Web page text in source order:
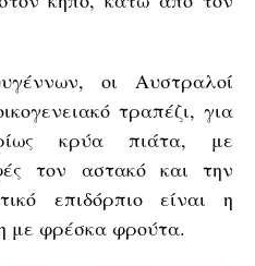
οι Αυστραλοί
τραπέζι, για
κρύα πιάτα, με
τον αστακό και την
επιδόρπιο είναι η
με φρέσκα φρούτα.